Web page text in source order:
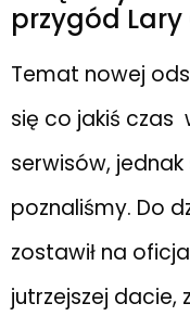
przygód
Temat nowej
się co jakiś czas
serwisów,
poznaliśmy. Do
zostawił na
jutrzejszej dacie,